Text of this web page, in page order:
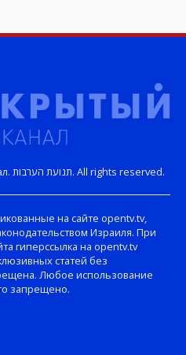
Copyright © Открытый телеканал. תנועת הערבות. All rights reserved.
на сайте opentv.tv,
Израиля. При
гиперссылка на opentv.tv
статей без
Любое использование
запрещено.